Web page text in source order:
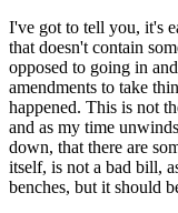
I've got to tell you, it's
that doesn't contain
opposed to going in
amendments to take
happened. This is not
and as my time
down, that there are
itself, is not a bad bill,
benches, but it should